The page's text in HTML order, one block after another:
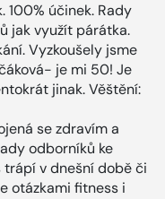
100% účinek. Rady
jak využít párátka.
Vyzkoušely jsme
je mi 50! Je
jinak. Věštění:
se zdravím a
odborníků ke
v dnešní době či
otázkami fitness i